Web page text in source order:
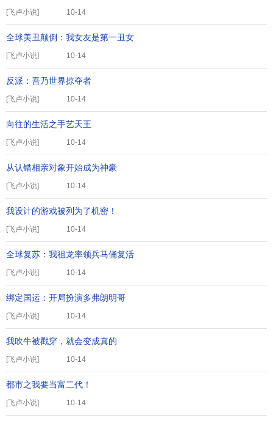
[飞卢小说] 10-14
[飞卢小说]
全球美丑颠倒：我女友是第一丑女
10-14
[飞卢小说]
反派：吾乃世界掠夺者
10-14
[飞卢小说]
向往的生活之手艺天王
10-14
[飞卢小说]
从认错相亲对象开始成为神豪
10-14
[飞卢小说]
我设计的游戏被列为了机密！
10-14
[飞卢小说]
全球复苏：我祖龙率领兵马俑复活
10-14
[飞卢小说]
绑定国运：开局扮演多弗朗明哥
10-14
[飞卢小说]
我吹牛被戳穿，就会变成真的
10-14
[飞卢小说]
都市之我要当富二代！
10-14